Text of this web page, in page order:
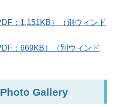
：1,151KB）（別ウィンド
：669KB）（別ウィンド
Gallery